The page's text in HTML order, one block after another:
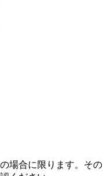
場合に限ります。その